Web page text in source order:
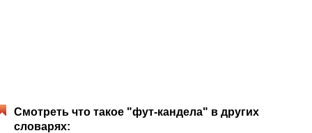
Смотреть что такое "фут-кандела" в других
словарях: